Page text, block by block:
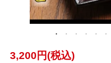
3,200円(税込)